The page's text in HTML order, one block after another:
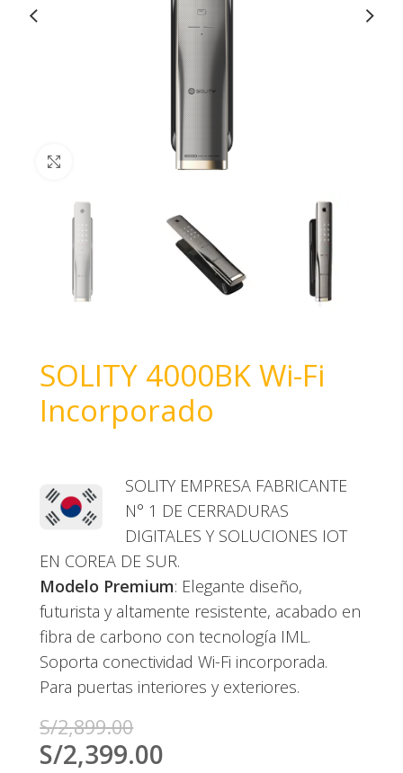
Haga Click para agrandar
SOLITY 4000BK Wi-Fi
Incorporado
SOLITY EMPRESA FABRICANTE
N° 1 DE CERRADURAS
DIGITALES Y SOLUCIONES IOT
EN COREA DE SUR.
Modelo Premium: Elegante diseño,
futurista y altamente resistente, acabado en
fibra de carbono con tecnología IML.
Soporta conectividad Wi-Fi incorporada.
Para puertas interiores y exteriores.
S/2,899.00
S/2,399.00